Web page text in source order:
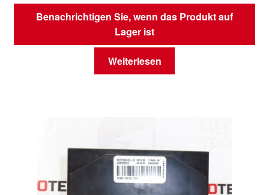
Benachrichtigen Sie, wenn das Produkt auf
Lager ist
Weiterlesen